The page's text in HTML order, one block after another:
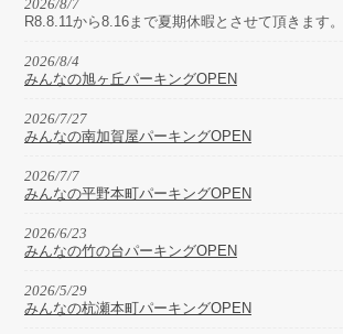
2026/8/7
R8.8.11から8.16まで夏期休暇とさせて頂きます。
2026/8/4
みんなの旭ヶ丘パーキングOPEN
2026/7/27
みんなの南加賀屋パーキングOPEN
2026/7/7
みんなの平野本町パーキングOPEN
2026/6/23
みんなの竹の台パーキングOPEN
2026/5/29
みんなの杭瀬本町パーキングOPEN